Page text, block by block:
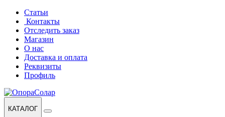
Перейти
навигации
Перейти
содержанию
Статьи
Контакты
Отследить заказ
Магазин
О нас
Доставка и оплата
Реквизиты
Профиль
КАТАЛОГ